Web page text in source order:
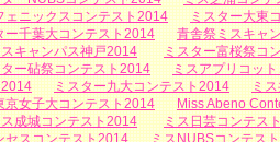
ェニックスコンテスト2014
ミスター大東
ー千葉大コンテスト2014
青舎祭ミスキャ
キャンパス神戸2014
ミスター富桜祭コ
ー砧祭コンテスト2014
ミスアプリコッ
ミスター九大コンテスト2014
ミ
京女子大コンテスト2014
Miss Abeno
成城コンテスト2014
ミス日芸コンテス
セスコンテスト2014
ミスNUBSコンテス